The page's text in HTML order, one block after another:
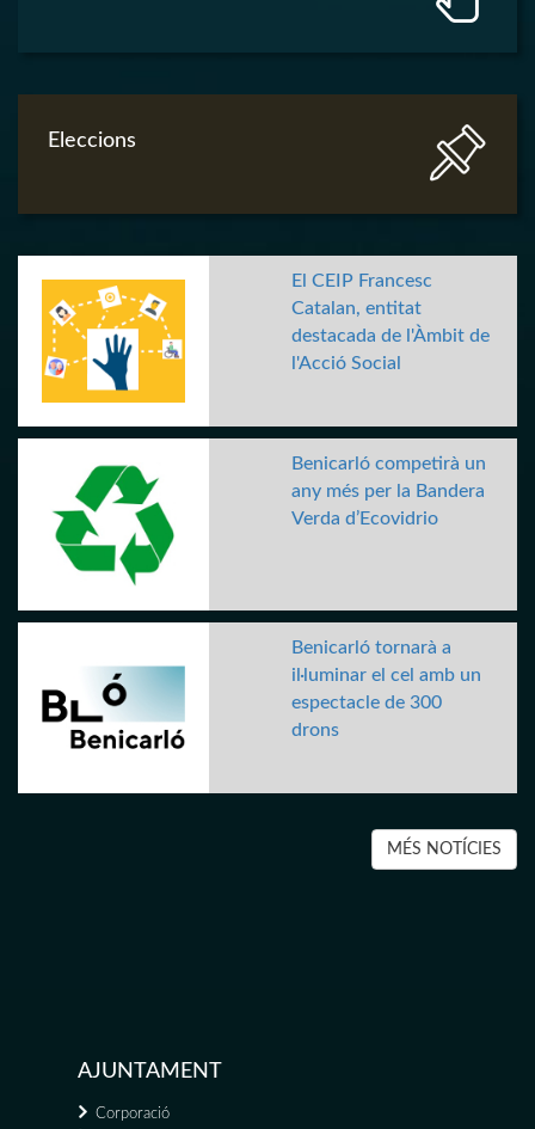
Eleccions
El CEIP Francesc
Catalan, entitat
destacada de l'Àmbit de
l'Acció Social
Benicarló competirà un
any més per la Bandera
Verda d’Ecovidrio
Benicarló tornarà a
il·luminar el cel amb un
espectacle de 300
drons
MÉS NOTÍCIES
AJUNTAMENT
Corporació